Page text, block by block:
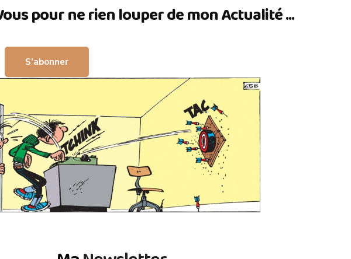
pour ne rien louper de mon Actualité ...
S’abonner